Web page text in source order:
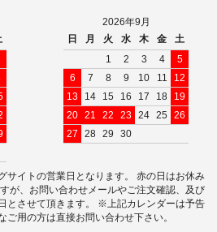
2026年9月
日
月 火 水 木 金
土
1
2 3 4
5
6
7 8 9 10 11
12
13
14 15 16 17 18
19
20 21 22 23 24 25
26
27
28 29 30
サイトの営業日となります。 赤の日はお休み
が、お問い合わせメールやご注文確認、及び
とさせて頂きます。 ※上記カレンダーは予告
用の方は直接お問い合わせ下さい。